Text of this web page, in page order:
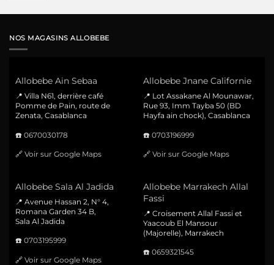
NOS MAGASINS ALLOBEBE
Allobebe Ain Sebaa
📍 Villa N61, derrière café
Pomme de Pain, route de
Zenata, Casablanca
☎️ 0670030178
🔗 Voir sur Google Maps
Allobebe Jnane Californie
📍 Lot Assakane Al Mounawar,
Rue 93, Imm Tayba 50 (BD
Hayfa ain chock), Casablanca
☎️ 0703196999
🔗 Voir sur Google Maps
Allobebe Sala Al Jadida
📍 Avenue Hassan 2, N° 4,
Romana Garden 34 B,
Sala Al Jadida
☎️ 0703195999
🔗 Voir sur Google Maps
Allobebe Marrakech Allal
Fassi
📍 Croisement Allal Fassi et
Yaacoub El Mansour
(Majorelle), Marrakech
☎️ 0659321545